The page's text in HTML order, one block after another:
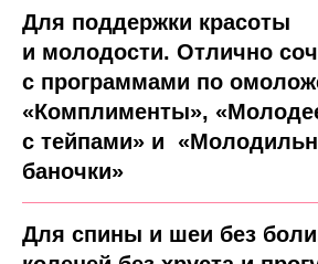
Для поддержки красоты
и молодости. Отлично
с программами по
«Комплименты»,
с тейпами» и
баночки»
Для спины и шеи без